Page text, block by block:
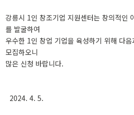
강릉시 1인 창조기업 지원센터는 창의적인
를 발굴하여
우수한 1인 창업 기업을 육성하기 위해 다
모집하오니
많은 신청 바랍니다.
2024. 4. 5.
강